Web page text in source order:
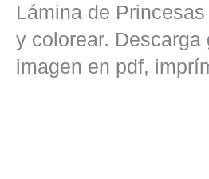
Lámina de
y colorear. Descarga
imagen en pdf,